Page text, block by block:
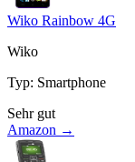
Wiko Rainbow 4G
Wiko
Typ: Smartphone
Sehr gut
Amazon →